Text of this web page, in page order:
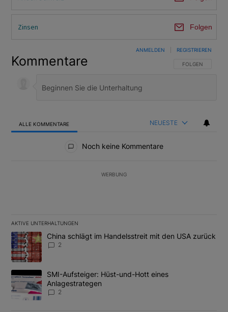
Zinsen Folgen
Kommentare FOLGE DIESER
FOLGEN
ANMELDEN REGISTRIEREN
ALLE KOMMENTARE NEUESTE
Noch keine Kommentare
WERBUNG
AKTIVE UNTERHALTUNGEN
Das Folgende ist eine Liste der am meisten kommentierten
Ein Trendartikel mit dem Titel "China schlägt im Handelsstreit
China schlägt im Handelsstreit mit den USA zurück
2
Ein Trendartikel mit dem Titel "SMI-Aufsteiger: Hüst-und-Hott
SMI-Aufsteiger: Hüst-und-Hott eines
Anlagestrategen
2